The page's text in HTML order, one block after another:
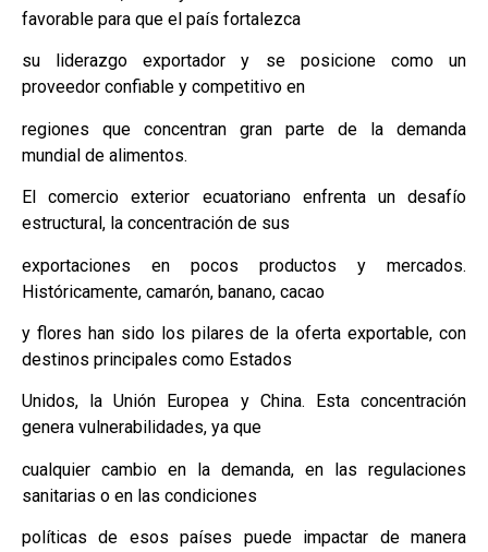
favorable para que el país fortalezca
su liderazgo exportador y se posicione como un
proveedor confiable y competitivo en
regiones que concentran gran parte de la demanda
mundial de alimentos.
El comercio exterior ecuatoriano enfrenta un desafío
estructural, la concentración de sus
exportaciones en pocos productos y mercados.
Históricamente, camarón, banano, cacao
y flores han sido los pilares de la oferta exportable, con
destinos principales como Estados
Unidos, la Unión Europea y China. Esta concentración
genera vulnerabilidades, ya que
cualquier cambio en la demanda, en las regulaciones
sanitarias o en las condiciones
políticas de esos países puede impactar de manera